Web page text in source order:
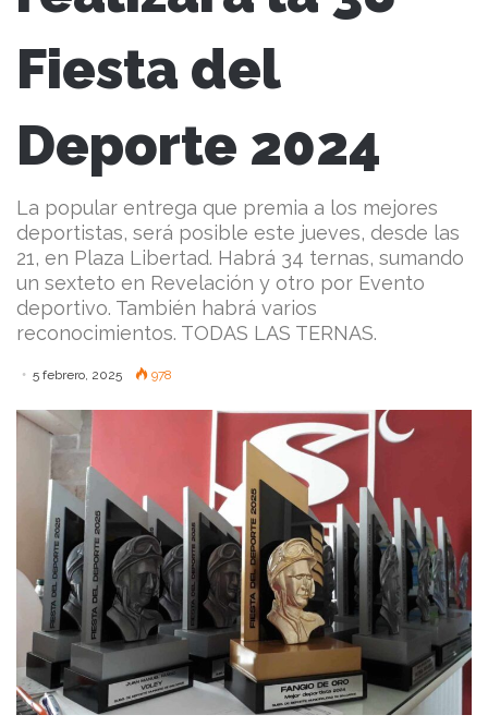
Fiesta del
Deporte 2024
La popular entrega que premia a los mejores
deportistas, será posible este jueves, desde las
21, en Plaza Libertad. Habrá 34 ternas, sumando
un sexteto en Revelación y otro por Evento
deportivo. También habrá varios
reconocimientos. TODAS LAS TERNAS.
5 febrero, 2025 978